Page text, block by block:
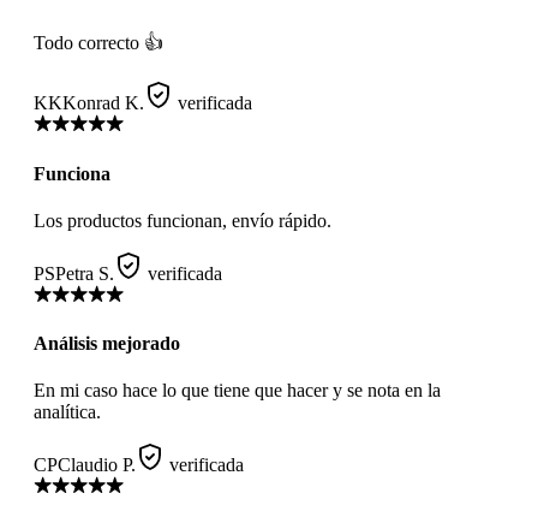
Todo correcto 👍
KKKonrad K. verificada
Funciona
Los productos funcionan, envío rápido.
PSPetra S. verificada
Análisis mejorado
En mi caso hace lo que tiene que hacer y se nota en la
analítica.
CPClaudio P. verificada